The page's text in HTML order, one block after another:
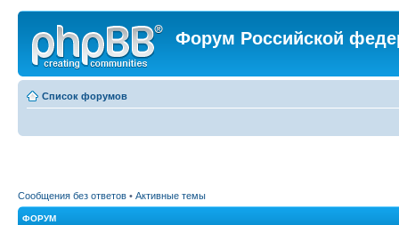
Форум Российской
Список форумов
Сообщения без ответов • Активные темы
ФОРУМ